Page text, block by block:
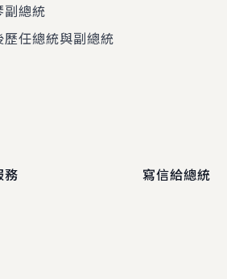
副總統
歷任總統與副總統
務 寫信給總統